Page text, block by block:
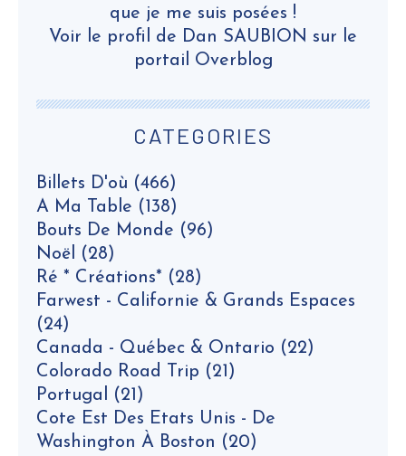
CATEGORIES
Billets D'où (466)
A Ma Table (138)
Bouts De Monde (96)
Noël (28)
Ré * Créations* (28)
Farwest - Californie & Grands Espaces
(24)
Canada - Québec & Ontario (22)
Colorado Road Trip (21)
Portugal (21)
Cote Est Des Etats Unis - De
Washington À Boston (20)
que je me suis posées !
Voir le profil de Dan SAUBION sur le
portail Overblog